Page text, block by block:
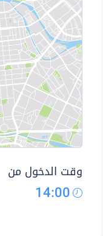
وقت الدخول من
14:00